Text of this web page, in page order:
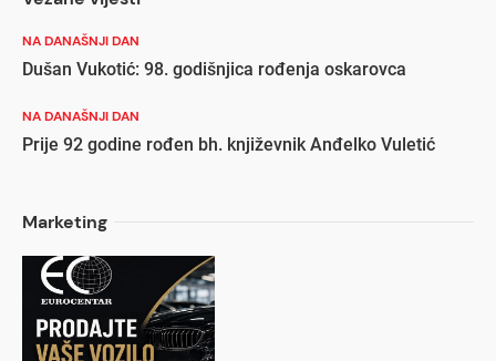
NA DANAŠNJI DAN
Dušan Vukotić: 98. godišnjica rođenja oskarovca
NA DANAŠNJI DAN
Prije 92 godine rođen bh. književnik Anđelko Vuletić
Marketing